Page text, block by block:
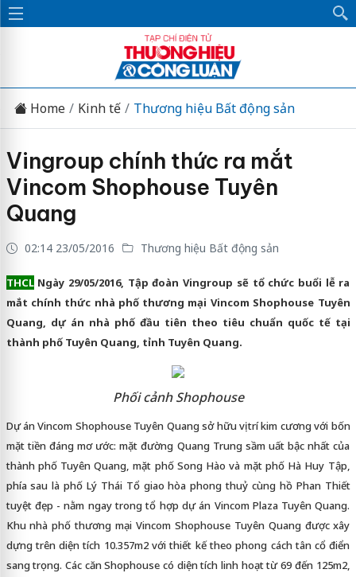
Home Kinh tế Thương hiệu Bất động sản
Vingroup chính thức ra mắt
Vincom Shophouse Tuyên
Quang
02:14 23/05/2016 Thương hiệu Bất động sản
THCLNgày 29/05/2016, Tập đoàn Vingroup sẽ tổ chức buổi lễ ra
mắt chính thức nhà phố thương mại Vincom Shophouse Tuyên
Quang, dự án nhà phố đầu tiên theo tiêu chuẩn quốc tế tại
thành phố Tuyên Quang, tỉnh Tuyên Quang.
Phối cảnh Shophouse
Dự án Vincom Shophouse Tuyên Quang sở hữu vị trí kim cương với bốn
mặt tiền đáng mơ ước: mặt đường Quang Trung sầm uất bậc nhất của
thành phố Tuyên Quang, mặt phố Song Hào và mặt phố Hà Huy Tập,
phía sau là phố Lý Thái Tổ giao hòa phong thuỷ cùng hồ Phan Thiết
tuyệt đẹp - nằm ngay trong tổ hợp dự án Vincom Plaza Tuyên Quang.
Khu nhà phố thương mại Vincom Shophouse Tuyên Quang được xây
dựng trên diện tích 10.357m2 với thiết kế theo phong cách tân cổ điển
sang trọng. Các căn Shophouse có diện tích linh hoạt từ 69 đến 125m2,